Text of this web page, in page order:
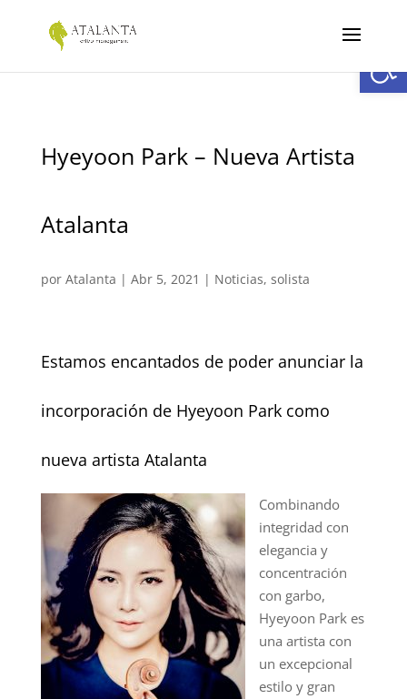
Hyeyoon Park – Nueva Artista
Atalanta
por Atalanta | Abr 5, 2021 | Noticias, solista
Estamos encantados de poder anunciar la
incorporación de Hyeyoon Park como
nueva artista Atalanta
Combinando
integridad con
elegancia y
concentración
con garbo,
Hyeyoon Park es
una artista con
un excepcional
estilo y gran